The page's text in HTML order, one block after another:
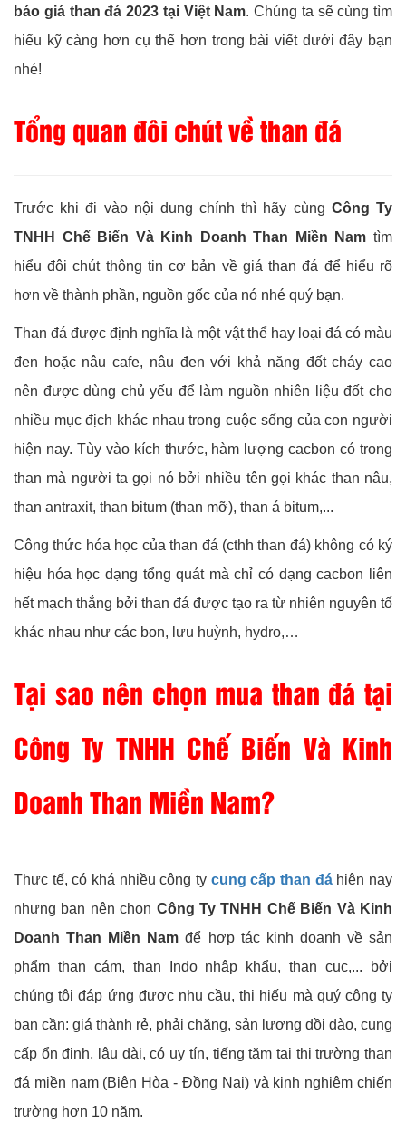
báo giá than đá 2023 tại Việt Nam. Chúng ta sẽ cùng tìm
hiểu kỹ càng hơn cụ thể hơn trong bài viết dưới đây bạn
nhé!
Tổng quan đôi chút về than đá
Trước khi đi vào nội dung chính thì hãy cùng Công Ty
TNHH Chế Biến Và Kinh Doanh Than Miền Nam tìm
hiểu đôi chút thông tin cơ bản về giá than đá để hiểu rõ
hơn về thành phần, nguồn gốc của nó nhé quý bạn.
Than đá được định nghĩa là một vật thể hay loại đá có màu
đen hoặc nâu cafe, nâu đen với khả năng đốt cháy cao
nên được dùng chủ yếu để làm nguồn nhiên liệu đốt cho
nhiều mục địch khác nhau trong cuộc sống của con người
hiện nay. Tùy vào kích thước, hàm lượng cacbon có trong
than mà người ta gọi nó bởi nhiều tên gọi khác than nâu,
than antraxit, than bitum (than mỡ), than á bitum,...
Công thức hóa học của than đá (cthh than đá) không có ký
hiệu hóa học dạng tổng quát mà chỉ có dạng cacbon liên
hết mạch thẳng bởi than đá được tạo ra từ nhiên nguyên tố
khác nhau như các bon, lưu huỳnh, hydro,…
Tại sao nên chọn mua than đá tại
Công Ty TNHH Chế Biến Và Kinh
Doanh Than Miền Nam?
Thực tế, có khá nhiều công ty cung cấp than đáhiện nay
nhưng bạn nên chọn Công Ty TNHH Chế Biến Và Kinh
Doanh Than Miền Nam để hợp tác kinh doanh về sản
phẩm than cám, than Indo nhập khẩu, than cục,... bởi
chúng tôi đáp ứng được nhu cầu, thị hiếu mà quý công ty
bạn cần: giá thành rẻ, phải chăng, sản lượng dồi dào, cung
cấp ổn định, lâu dài, có uy tín, tiếng tăm tại thị trường than
đá miền nam (Biên Hòa - Đồng Nai) và kinh nghiệm chiến
trường hơn 10 năm.